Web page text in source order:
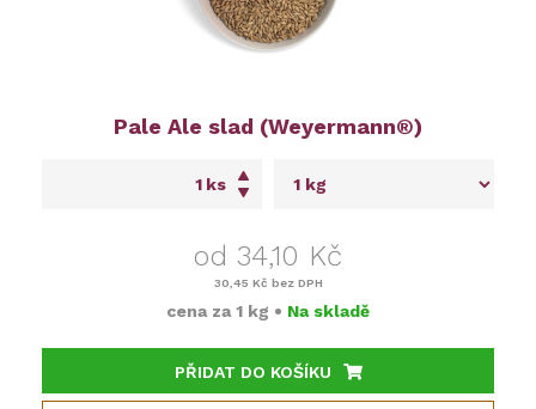
Pale Ale slad (Weyermann®)
ks
od 34,10 Kč
30,45 Kč bez DPH
cena za 1 kg • Na skladě
PŘIDAT DO KOŠÍKU